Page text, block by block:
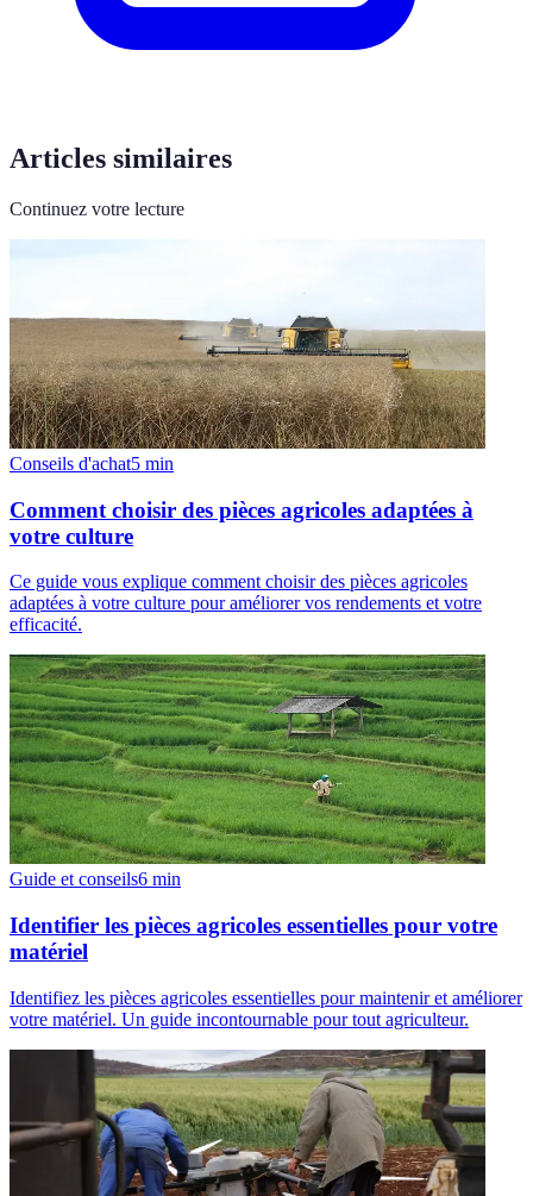
Articles similaires
Continuez votre lecture
Conseils d'achat5 min
Comment choisir des pièces agricoles adaptées à
votre culture
Ce guide vous explique comment choisir des pièces agricoles
adaptées à votre culture pour améliorer vos rendements et votre
efficacité.
Guide et conseils6 min
Identifier les pièces agricoles essentielles pour votre
matériel
Identifiez les pièces agricoles essentielles pour maintenir et améliorer
votre matériel. Un guide incontournable pour tout agriculteur.